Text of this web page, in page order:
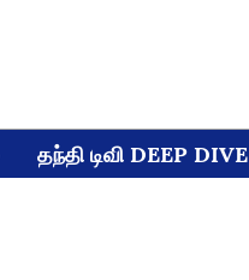
தந்தி டிவி DEEP DIVE